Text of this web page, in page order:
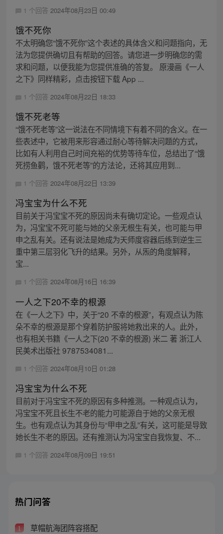
1 个回答 2024年08月23日 00:49
饿不死你
不太明确您“饿不死你”这个表述的具体含义和问题指向，无
法为您提供确切且有帮助的回答。请您进一步明确您的需
求和问题，以便我能为您提供准确的答复。 原漫画《一人
之下》同样精彩，点击按钮下载 App ...
1 个回答 2024年08月22日 18:33
饿不死老等
“饿不死老等”这一说法在不同情境下有着不同的含义。在一
些表述中，它被用来形容通过耐心等待解决问题的方式，
比如有人利用自己时间充裕的优势等待车位，总结出了“饿
死捞鱼鹳，饿不死老等”的方法论，还将其应用到...
1 个回答 2024年08月22日 13:39
冯宝宝为什么不死
目前关于冯宝宝不死的原因尚未有确切定论。一些观点认
为，冯宝宝不死可能与她的父亲无根生有关，也可能与甲
申之乱有关。还有说法是她成为天师度容器后练到逆生三
重中第三层羽化飞升的结果。另外，从炁的角度解释，
宝...
1 个回答 2024年08月16日 16:39
一人之下20不幸的根源
在《一人之下》中，关于“20 不幸的根源”，有观点认为陈
朵不幸的根源是那个穿着防护服将她救出来的人。此外，
也有相关书籍《一人之下(20 不幸的根源) 米二 著 浙江人
民美术出版社 9787534081...
1 个回答 2024年08月10日 01:28
冯宝宝为什么不死
目前对于冯宝宝不死的原因有多种推测。一种观点认为，
冯宝宝不死且长生不老的能力可能源自于她的父亲无根
生。也有观点认为其身份与“甲申之乱”有关，这可能是导致
她长生不老的原因。还有推测认为冯宝宝自我恢复、不...
1 个回答 2024年08月09日 19:51
热门问答
1 草帽航海团阵容搭配